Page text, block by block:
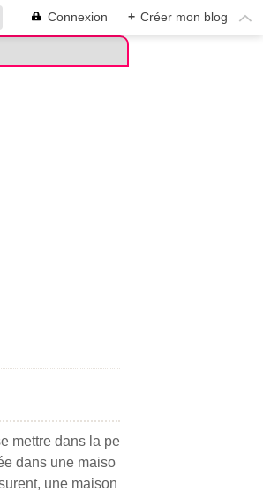
Connexion + Créer mon blog
mettre dans la pe
dans une maiso
une maison